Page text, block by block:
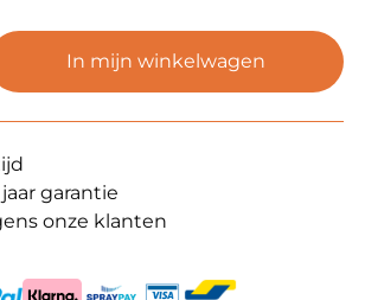
In mijn winkelwagen
garantie
onze klanten